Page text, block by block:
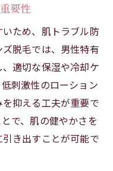
要性
ため、肌トラブル防
脱毛では、男性特有
適切な保湿や冷却ケ
刺激性のローション
抑える工夫が重要で
で、肌の健やかさを
き出すことが可能で